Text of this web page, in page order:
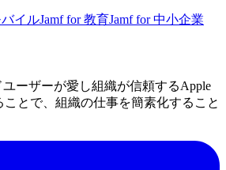
バイルJamf for 教育Jamf for 中小企業
ーザーが愛し組織が信頼するApple
とで、組織の仕事を簡素化すること